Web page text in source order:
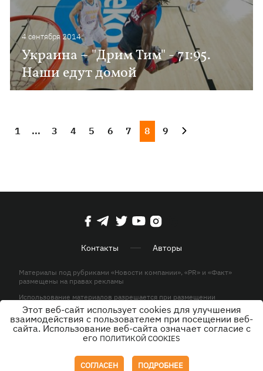
4 сентября 2014
Украина – "Дрим Тим" - 71:95.
Наши едут домой
1 ... 3 4 5 6 7 8 9
Контакты Авторы
Материалы под рубриками «Новости компании», «PR» и «Факт»
размещены на правах рекламы
Использование материалов разрешается при размещении
активной гиперссылки на KP.UA в первом абзаце.
© ООО «ЮЛАВ МЕДИА»,2026. Все права защищены.
Этот веб-сайт использует cookies для улучшения
взаимодействия с пользователем при посещении веб-
сайта. Использование веб-сайта означает согласие с
его ПОЛИТИКОЙ COOKIES
СОГЛАСЕН ПОДРОБНЕЕ